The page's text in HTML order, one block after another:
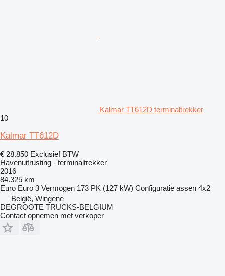
Kalmar TT612D terminaltrekker
10
Kalmar TT612D
€ 28.850 Exclusief BTW
Havenuitrusting - terminaltrekker
2016
84.325 km
Euro Euro 3 Vermogen 173 PK (127 kW) Configuratie assen 4x2
België, Wingene
DEGROOTE TRUCKS-BELGIUM
Contact opnemen met verkoper